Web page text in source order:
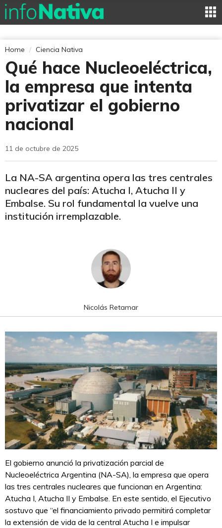
Home Ciencia Nativa
Qué hace Nucleoeléctrica,
la empresa que intenta
privatizar el gobierno
nacional
11 de octubre de 2025
La NA-SA argentina opera las tres centrales
nucleares del país: Atucha I, Atucha II y
Embalse. Su rol fundamental la vuelve una
institución irremplazable.
Nicolás Retamar
El gobierno anunció la privatización parcial de
Nucleoeléctrica Argentina (NA-SA), la empresa que opera
las tres centrales nucleares que funcionan en Argentina:
Atucha I, Atucha II y Embalse. En este sentido, el Ejecutivo
sostuvo que “el financiamiento privado permitirá completar
la extensión de vida de la central Atucha I e impulsar